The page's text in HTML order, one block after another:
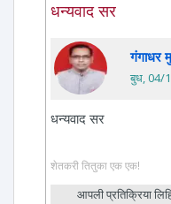
धन्यवाद सर
गंगाधर
बुध, 04/
धन्यवाद सर
शेतकरी तितुका एक एक!
आपली प्रतिक्रिया